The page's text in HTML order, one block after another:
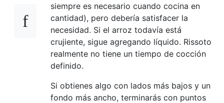
siempre es necesario cuando cocina en
cantidad), pero debería satisfacer la
necesidad. Si el arroz todavía está
crujiente, sigue agregando líquido. Rissoto
realmente no tiene un tiempo de cocción
definido.
Si obtienes algo con lados más bajos y un
fondo más ancho, terminarás con puntos